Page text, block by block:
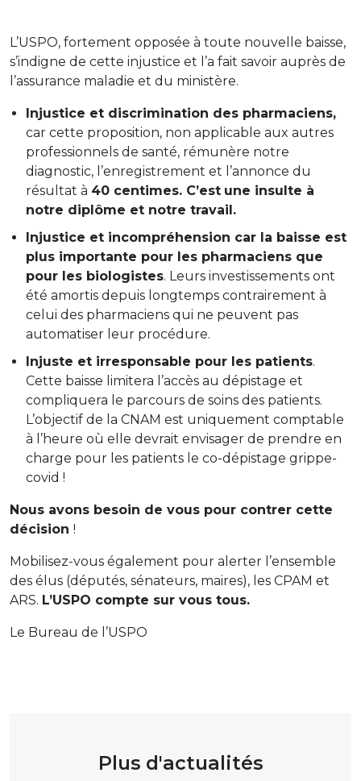
L’USPO, fortement opposée à toute nouvelle baisse,
s’indigne de cette injustice et l’a fait savoir auprès de
l’assurance maladie et du ministère.
Injustice et discrimination des pharmaciens,
car cette proposition, non applicable aux autres
professionnels de santé, rémunère notre
diagnostic, l’enregistrement et l’annonce du
résultat à 40 centimes. C’est une insulte à
notre diplôme et notre travail.
Injustice et incompréhension car la baisse est
plus importante pour les pharmaciens que
pour les biologistes. Leurs investissements ont
été amortis depuis longtemps contrairement à
celui des pharmaciens qui ne peuvent pas
automatiser leur procédure.
Injuste et irresponsable pour les patients.
Cette baisse limitera l’accès au dépistage et
compliquera le parcours de soins des patients.
L’objectif de la CNAM est uniquement comptable
à l’heure où elle devrait envisager de prendre en
charge pour les patients le co-dépistage grippe-
covid !
Nous avons besoin de vous pour contrer cette
décision !
Mobilisez-vous également pour alerter l’ensemble
des élus (députés, sénateurs, maires), les CPAM et
ARS. L’USPO compte sur vous tous.
Le Bureau de l’USPO
Plus d'actualités